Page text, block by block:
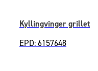
Kyllingvinger grillet
EPD: 6157648